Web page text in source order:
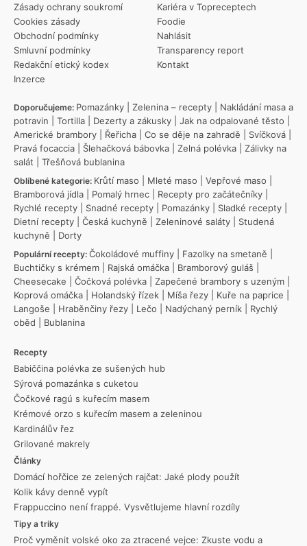
Zásady ochrany soukromí
Cookies zásady
Obchodní podmínky
Smluvní podmínky
Redakční etický kodex
Inzerce
Kariéra v Topreceptech
Foodie
Nahlásit
Transparency report
Kontakt
Doporučujeme: Pomazánky Zelenina – recepty
Nakládání masa a
potravin
Tortilla Dezerty a zákusky Jak na odpalované těsto
Americké brambory
Řeřicha Co se děje na zahradě Svíčková
Pravá focaccia
Šlehačková bábovka Zelná polévka
Zálivky na
salát
Třešňová bublanina
Oblíbené kategorie: Krůtí maso Mleté maso Vepřové maso
Bramborová jídla
Pomalý hrnec Recepty pro začátečníky
Rychlé recepty
Snadné recepty Pomazánky Sladké recepty
Dietní recepty
Česká kuchyně Zeleninové saláty
Studená
kuchyně
Dorty
Populární recepty: Čokoládové muffiny Fazolky na smetaně
Buchtičky s krémem
Rajská omáčka Bramborový guláš
Cheesecake
Čočková polévka Zapečené brambory s uzeným
Koprová omáčka
Holandský řízek Míša řezy Kuře na paprice
Langoše
Hraběnčiny řezy Lečo Nadýchaný perník
Rychlý
oběd
Bublanina
Recepty
Babiččina polévka ze sušených hub
Sýrová pomazánka s cuketou
Čočkové ragú s kuřecím masem
Krémové orzo s kuřecím masem a zeleninou
Kardinálův řez
Grilované makrely
Články
Domácí hořčice ze zelených rajčat: Jaké plody použít
Kolik kávy denně vypít
Frappuccino není frappé. Vysvětlujeme hlavní rozdíly
Tipy a triky
Proč vyměnit volské oko za ztracené vejce: Zkuste vodu a